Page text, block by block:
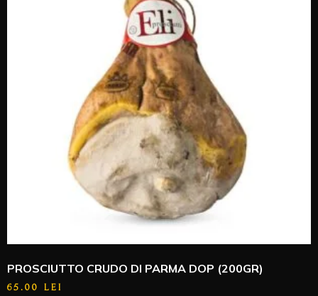
PROSCIUTTO CRUDO DI PARMA DOP (200GR)
65.00 LEI